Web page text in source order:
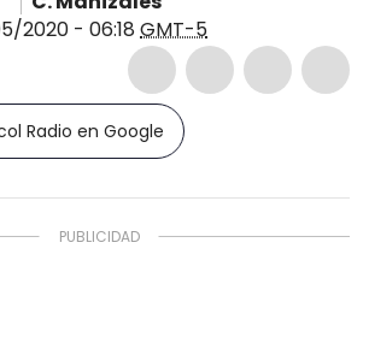
2020 - 06:18 GMT-5
Radio en Google